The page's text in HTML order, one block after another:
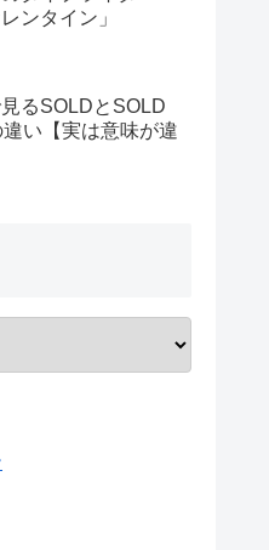
レンタイン」
るSOLDとSOLD
い【実は意味が違